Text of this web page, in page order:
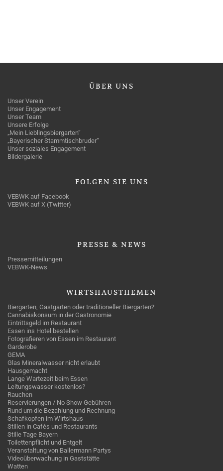
ÜBER UNS
Unser Verein
Unser Engagement
Unser Team
Unsere Erfolge
„Mein Lieblingsbiergarten“
„Bayerischer Stammtischbruder“
Unser soziales Engagement
Bildergalerie
FOLGEN SIE UNS
VEBWK auf Facebook
VEBWK auf X (Twitter)
PRESSE & NEWS
Pressemitteilungen
VEBWK-News
WIRTSHAUSTHEMEN
Biergarten, Gastgarten oder traditioneller Biergarten?
Cannabiskonsum in der Gastronomie
Eintrittsgeld im Restaurant
Essen ins Hotel bestellen
Fotografieren von Essen im Restaurant
Garderobe
GEMA
Glas Mineralwasser nicht erlaubt
Hausgemacht
Lange Wartezeit beim Essen
Leitungswasser kostenlos?
Rauchen
Reservierungen / No Show Gebühren
Rund um die Bezahlung und Rechnung
Schafkopfen im Wirtshaus
Stillen in Cafés und Restaurants
Stille Tage Bayern
Toilettenpflicht und Entgelt
Veranstaltung von Ballermann Partys
Videoüberwachung in Gaststätte
Watten